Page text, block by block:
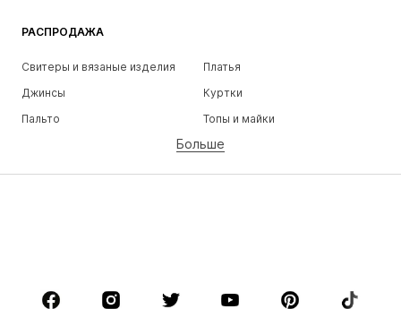
РАСПРОДАЖА
Свитеры и вязаные изделия
Платья
Джинсы
Куртки
Пальто
Топы и майки
Белье
Юбки
Блузки и туники
Аксессуары
Премиум
Больше